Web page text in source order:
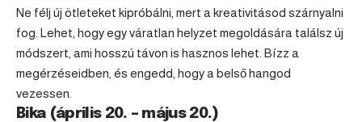
Ne félj új ötleteket kipróbálni, mert a kreativitásod szárnyalni
fog. Lehet, hogy egy váratlan helyzet megoldására találsz új
módszert, ami hosszú távon is hasznos lehet. Bízz a
megérzéseidben, és engedd, hogy a belső hangod
vezessen.
Bika (április 20. – május 20.)